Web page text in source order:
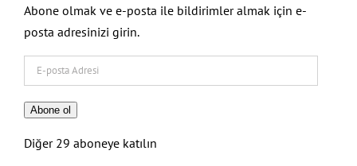
Abone olmak ve e-posta ile bildirimler almak için e-
posta adresinizi girin.
posta
Adresi
Abone ol
Diğer 29 aboneye katılın